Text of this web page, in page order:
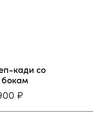
кади со
₽